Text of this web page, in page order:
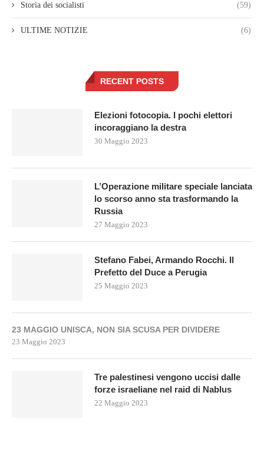
Storia dei socialisti (59)
ULTIME NOTIZIE (6)
RECENT POSTS
Elezioni fotocopia. I pochi elettori
incoraggiano la destra
30 Maggio 2023
L’Operazione militare speciale lanciata
lo scorso anno sta trasformando la
Russia
27 Maggio 2023
Stefano Fabei, Armando Rocchi. Il
Prefetto del Duce a Perugia
25 Maggio 2023
23 MAGGIO UNISCA, NON SIA SCUSA PER DIVIDERE
23 Maggio 2023
Tre palestinesi vengono uccisi dalle
forze israeliane nel raid di Nablus
22 Maggio 2023